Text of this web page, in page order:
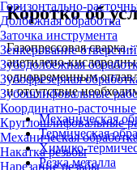
Горизонтально-
Долбёжная обработка
Заточка инструмента
Зенкерование отверстий
Зубодолбёжная
Зубофрезерная
Зубошлифовальные
Координатно-
Круглошлифовальные
Механическая
Накатка резьбы
Нарезание резьбы
Коротко об
Газопрессовая
ацетилено-
одновременным
и отсутствие
Механическая
Термическая
Химико-
Резка металла